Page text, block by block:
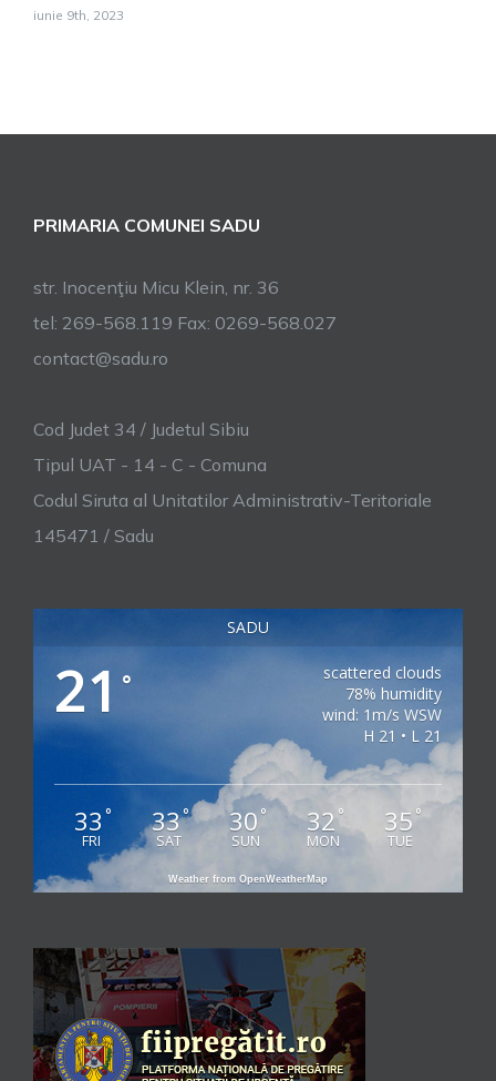
iunie 9th, 2023
PRIMARIA COMUNEI SADU
str. Inocenţiu Micu Klein, nr. 36
tel: 269-568.119 Fax: 0269-568.027
contact@sadu.ro
Cod Judet 34 / Judetul Sibiu
Tipul UAT - 14 - C - Comuna
Codul Siruta al Unitatilor Administrativ-Teritoriale
145471 / Sadu
SADU
21 °
scattered clouds
78% humidity
wind: 1m/s WSW
H 21 • L 21
33 °
FRI
33°
SAT
30°
SUN
32 °
MON
35 °
TUE
Weather from OpenWeatherMap